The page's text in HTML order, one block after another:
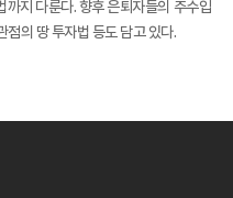
지 다룬다. 향후 은퇴자들의 주수입
의 땅 투자법 등도 담고 있다.